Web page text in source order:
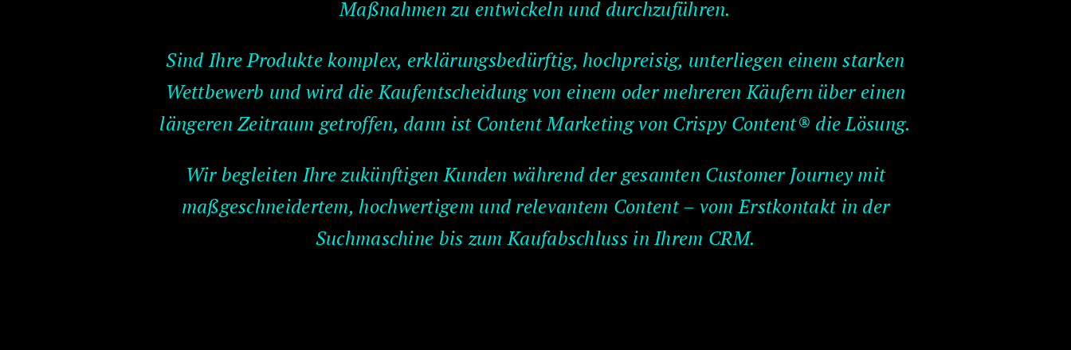
Maßnahmen zu entwickeln und durchzuführen.
Sind Ihre Produkte komplex, erklärungsbedürftig, hochpreisig, unterliegen einem starken
Wettbewerb und wird die Kaufentscheidung von einem oder mehreren Käufern über einen
längeren Zeitraum getroffen, dann ist Content Marketing von Crispy Content® die Lösung.
Wir begleiten Ihre zukünftigen Kunden während der gesamten Customer Journey mit
maßgeschneidertem, hochwertigem und relevantem Content – vom Erstkontakt in der
Suchmaschine bis zum Kaufabschluss in Ihrem CRM.